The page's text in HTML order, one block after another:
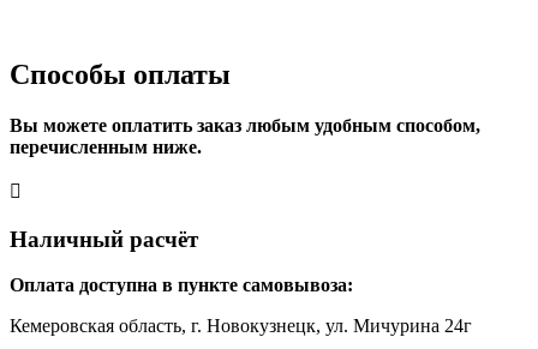
Способы оплаты
Вы можете оплатить заказ любым удобным способом,
перечисленным ниже.
Наличный расчёт
Оплата доступна в пункте самовывоза:
Кемеровская область, г. Новокузнецк, ул. Мичурина 24г